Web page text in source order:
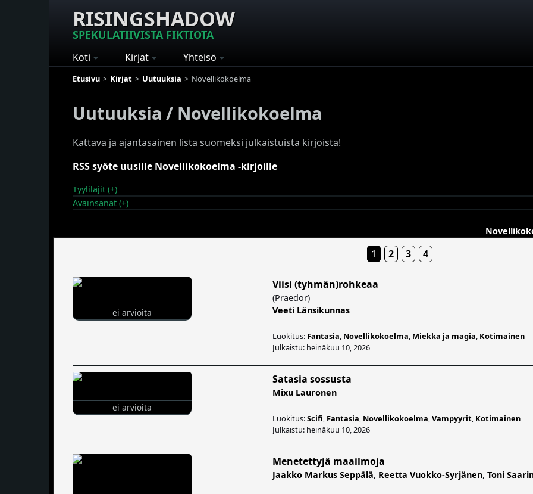
RISINGSHADOW
SPEKULATIIVISTA FIKTIOTA
Koti Kirjat Yhteisö
Etusivu Kirjat Uutuuksia Novellikokoelma
Uutuuksia / Novellikokoelma
Kattava ja ajantasainen lista suomeksi julkaistuista kirjoista!
RSS syöte uusille Novellikokoelma -kirjoille
Tyylilajit (+)
Avainsanat (+)
1 2 3 4
ei arvioita
Viisi (tyhmän)rohkeaa
(Praedor)
Veeti Länsikunnas
Luokitus: Fantasia, Novellikokoelma, Miekka ja magia, Kotimainen
Julkaistu: heinäkuu 10, 2026
ei arvioita
Satasia sossusta
Mixu Lauronen
Luokitus:Scifi, Fantasia, Novellikokoelma,Vampyyrit, Kotimainen
Julkaistu: heinäkuu 10, 2026
Menetettyjä maailmoja
Jaakko Markus Seppälä, Reetta Vuokko-Syrjänen, Toni